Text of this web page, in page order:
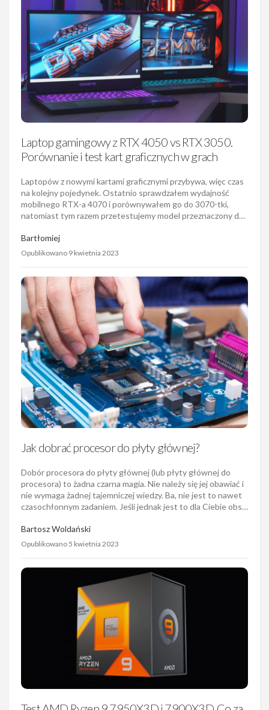
Laptop gamingowy z RTX 4050 vs RTX 3050.
Porównanie i test kart graficznych w grach
Laptopów z nowymi kartami graficznymi przybywa, więc czas
na kolejny pojedynek. Ostatnio sprawdzałem wydajność
mobilnego RTX-a 4070 i porównywałem go do 3070-tki,
natomiast tym razem przetestujemy model przeznaczony d…
Bartłomiej
Opublikowano 9 kwietnia 2023
Jak dobrać procesor do płyty głównej?
Dobór procesora do płyty głównej (lub płyty głównej do
procesora) to żadna czarna magia. Nie należy się jej obawiać i
nie wymaga żadnej tajemniczej wiedzy. Ba, nie jest to nawet
czasochłonnym zadaniem. Jeśli jednak jest to dla Ciebie obs…
Bartosz Woldański
Opublikowano 5 kwietnia 2023